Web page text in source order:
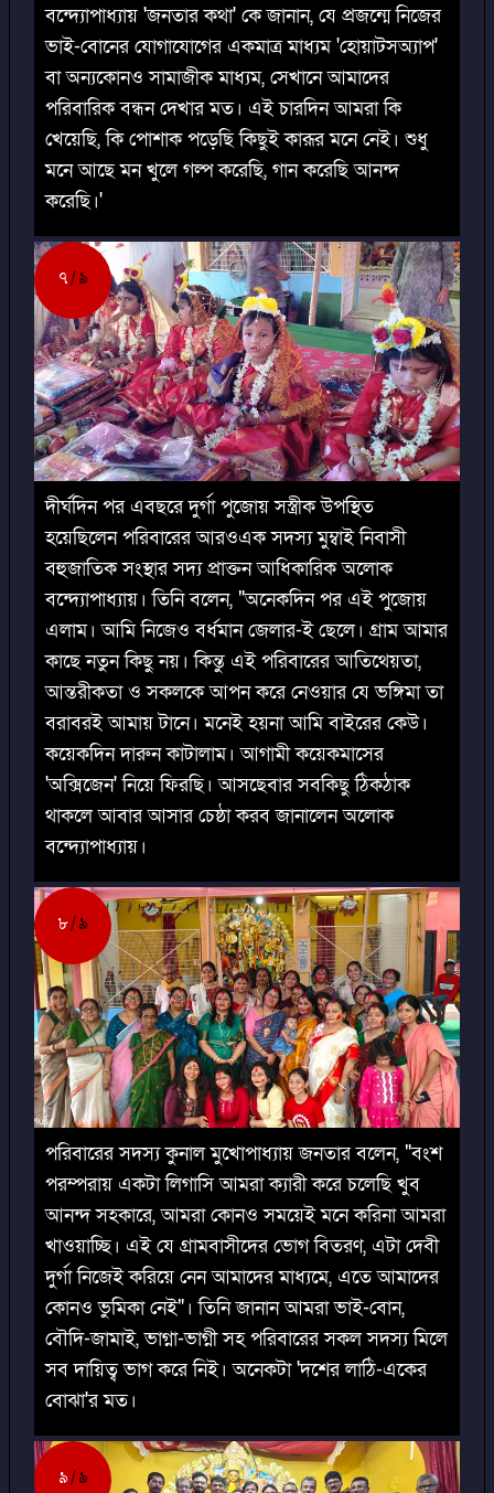
বন্দ্যোপাধ্যায় 'জনতার কথা' কে জানান, যে প্রজন্মে নিজের
ভাই-বোনের যোগাযোগের একমাত্র মাধ্যম 'হোয়াটসঅ্যাপ'
বা অন্যকোনও সামাজীক মাধ্যম, সেখানে আমাদের
পরিবারিক বন্ধন দেখার মত। এই চারদিন আমরা কি
খেয়েছি, কি পোশাক পড়েছি কিছুই কারূর মনে নেই। শুধু
মনে আছে মন খুলে গল্প করেছি, গান করেছি আনন্দ
করেছি।'
৭ ৯
দীর্ঘদিন পর এবছরে দুর্গা পুজোয় সস্ত্রীক উপস্থিত
হয়েছিলেন পরিবারের আরওএক সদস্য মুম্বাই নিবাসী
বহুজাতিক সংস্থার সদ্য প্রাক্তন আধিকারিক অলোক
বন্দ্যোপাধ্যায়। তিনি বলেন, "অনেকদিন পর এই পুজোয়
এলাম। আমি নিজেও বর্ধমান জেলার-ই ছেলে। গ্রাম আমার
কাছে নতুন কিছু নয়। কিন্তু এই পরিবারের আতিথেয়তা,
আন্তরীকতা ও সকলকে আপন করে নেওয়ার যে ভঙ্গিমা তা
বরাবরই আমায় টানে। মনেই হয়না আমি বাইরের কেউ।
কয়েকদিন দারুন কাটালাম। আগামী কয়েকমাসের
'অক্সিজেন' নিয়ে ফিরছি। আসছেবার সবকিছু ঠিকঠাক
থাকলে আবার আসার চেষ্ঠা করব জানালেন অলোক
বন্দ্যোপাধ্যায়।
৮ ৯
পরিবারের সদস্য কুনাল মুখোপাধ্যায় জনতার বলেন, "বংশ
পরম্পরায় একটা লিগাসি আমরা ক্যারী করে চলেছি খুব
আনন্দ সহকারে, আমরা কোনও সময়েই মনে করিনা আমরা
খাওয়াচ্ছি। এই যে গ্রামবাসীদের ভোগ বিতরণ, এটা দেবী
দুর্গা নিজেই করিয়ে নেন আমাদের মাধ্যমে, এতে আমাদের
কোনও ভুমিকা নেই"। তিনি জানান আমরা ভাই-বোন,
বৌদি-জামাই, ভাগ্না-ভাগ্নী সহ পরিবারের সকল সদস্য মিলে
সব দায়িত্ব ভাগ করে নিই। অনেকটা 'দশের লাঠি-একের
বোঝা'র মত।
৯ ৯